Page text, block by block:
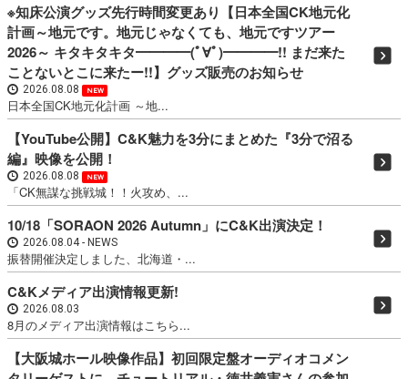
※知床公演グッズ先行時間変更あり【日本全国CK地元化
計画～地元です。地元じゃなくても、地元ですツアー
2026～ キタキタキタ━━━━(ﾟ∀ﾟ)━━━━!! まだ来た
ことないとこに来たー!!】グッズ販売のお知らせ
2026.08.08 NEW
日本全国CK地元化計画 ～地...
【YouTube公開】C&K魅力を3分にまとめた『3分で沼る
編』映像を公開！
2026.08.08 NEW
「CK無謀な挑戦城！！火攻め、...
10/18「SORAON 2026 Autumn」にC&K出演決定！
2026.08.04 NEWS
振替開催決定しました、北海道・...
C&Kメディア出演情報更新!
2026.08.03
8月のメディア出演情報はこちら...
【大阪城ホール映像作品】初回限定盤オーディオコメン